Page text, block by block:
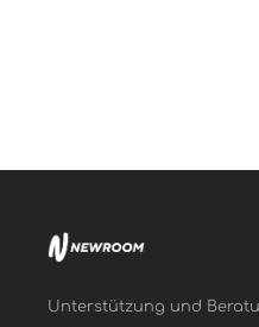
Unterstützung und